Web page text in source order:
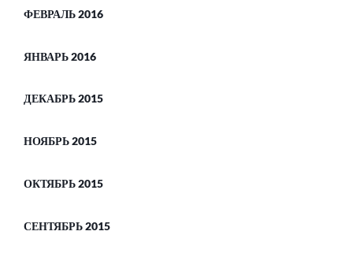
ФЕВРАЛЬ 2016
ЯНВАРЬ 2016
ДЕКАБРЬ 2015
НОЯБРЬ 2015
ОКТЯБРЬ 2015
СЕНТЯБРЬ 2015